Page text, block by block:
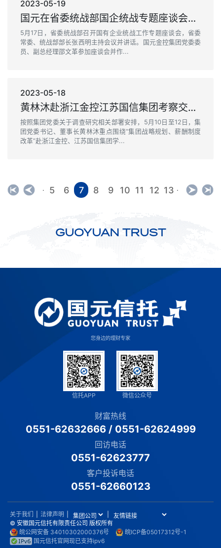
2023-05-19
国元在省委统战部国企统战专题座谈会上作交流发言
5月17日，省委统战部召开国有企业统战工作专题座谈会，省委
常委、统战部部长张西明主持会议并讲话。国元金控集团党委委
员、副总经理邵文革参加座谈会并作...
2023-05-18
黄林沐赴浙江金控江苏国信集团考察交流并调研集团驻苏浙分支机构
按照集团党委关于调查研究相关部署安排，5月10日至12日，集
团党委书记、董事长黄林沐重点围绕“集团战略规划、薪酬制度
改革”赴浙江金控、江苏国信集团学...
· 5 6 7 8 9 10 11 12 13 ·
GUOYUAN TRUST
您身边的理财专家
信托APP 微信公众号
财富热线
0551-62632666/ 0551-62624999
回访电话
0551-62623777
客户投诉电话
0551-62660123
关于我们 法律声明
© 安徽国元信托有限责任公司 版权所有
皖公网安备 34010302000376号
皖ICP备05017312号-1
国元信托官网现已支持ipv6